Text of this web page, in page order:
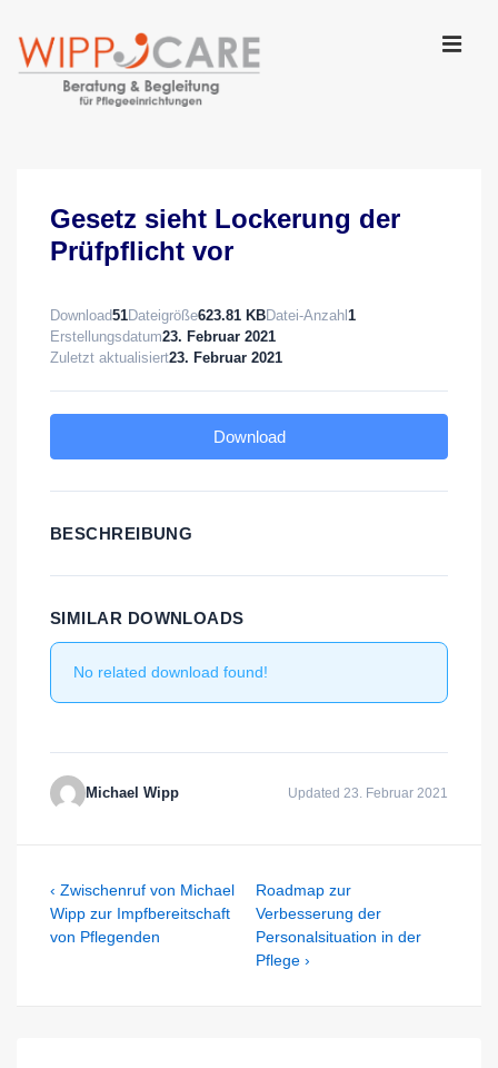
Zum
Inhalt
Gesetz sieht Lockerung der
Prüfpflicht vor
Download51Dateigröße623.81 KBDatei-Anzahl 1
Erstellungsdatum23. Februar 2021
Zuletzt aktualisiert23. Februar 2021
Download
BESCHREIBUNG
SIMILAR DOWNLOADS
No related download found!
Michael Wipp Updated 23. Februar 2021
Beitragsnavigation
Previous
Post
is
‹ Zwischenruf von Michael
Wipp zur Impfbereitschaft
von Pflegenden
Next
Post
is
Roadmap zur
Verbesserung der
Personalsituation in der
Pflege ›